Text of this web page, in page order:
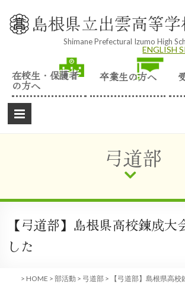
content 島根県立出雲高等
Shimane Prefectural Izumo High
ENGLISH
在校生・保護者
の方へ
卒業生の方へ
弓道部
【弓道部】島根県高校錬成大
した
> HOME > 部活動 > 弓道部 > 【弓道部】島根県高